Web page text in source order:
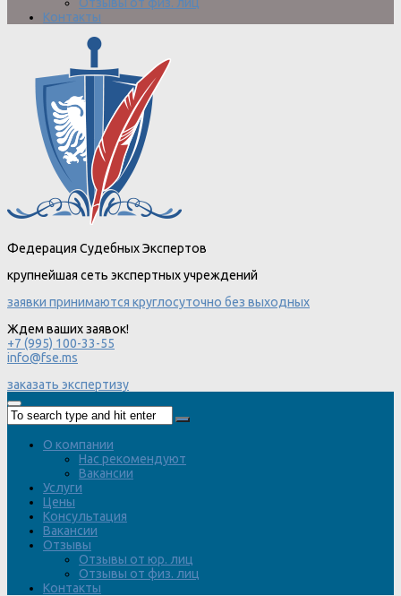
Отзывы от физ. лиц
Контакты
Федерация Судебных Экспертов
крупнейшая сеть экспертных учреждений
заявки принимаются круглосуточно без выходных
Ждем ваших заявок!
+7 (995) 100-33-55
info@fse.ms
заказать экспертизу
О компании
Нас рекомендуют
Вакансии
Услуги
Цены
Консультация
Вакансии
Отзывы
Отзывы от юр. лиц
Отзывы от физ. лиц
Контакты